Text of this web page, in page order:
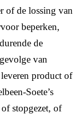
of de lossing van
beperken,
de
van
product of
Soete’s
stopgezet, of